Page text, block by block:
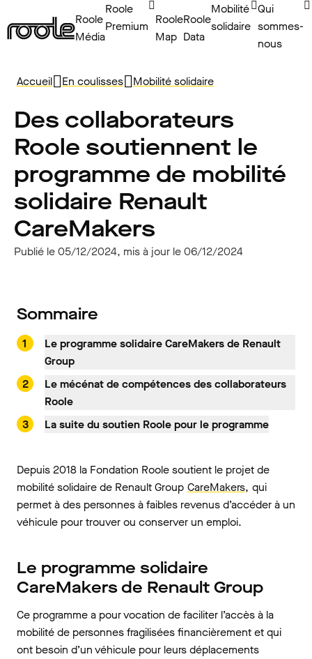
Roole
Média
Roole
Premium Roole
Map
Roole
Data
Mobilité
solidaire
Qui
sommes-
nous
Accueil En coulisses Mobilité solidaire
Des collaborateurs
Roole soutiennent le
programme de mobilité
solidaire Renault
CareMakers
Publié le 05/12/2024, mis à jour le 06/12/2024
Sommaire
Le programme solidaire CareMakers de Renault
Group
Le mécénat de compétences des collaborateurs
Roole
La suite du soutien Roole pour le programme
Depuis 2018 la Fondation Roole soutient le projet de
mobilité solidaire de Renault Group CareMakers, qui
permet à des personnes à faibles revenus d’accéder à un
véhicule pour trouver ou conserver un emploi.
Le programme solidaire
CareMakers de Renault Group
Ce programme a pour vocation de faciliter l’accès à la
mobilité de personnes fragilisées financièrement et qui
ont besoin d’un véhicule pour leurs déplacements